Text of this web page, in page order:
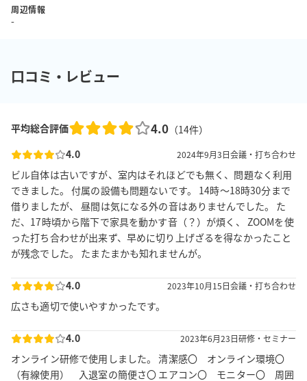
周辺情報
-
口コミ・レビュー
平均総合評価 4.0（14件）
4.0
2024年9月3日会議・打ち合わせ
ビル自体は古いですが、室内はそれほどでも無く、問題なく利用
できました。 付属の設備も問題ないです。 14時～18時30分まで
借りましたが、 昼間は気になる外の音はありませんでした。 た
だ、17時頃から階下で家具を動かす音（？）が煩く、 ZOOMを使
った打ち合わせが出来ず、早めに切り上げざるを得なかったこと
が残念でした。 たまたまかも知れませんが。
4.0 2023年10月15日会議・打ち合わせ
広さも適切で使いやすかったです。
4.0 2023年6月23日研修・セミナー
オンライン研修で使用しました。 清潔感〇 オンライン環境〇
（有線使用） 入退室の簡便さ〇 エアコン〇 モニター〇 周囲